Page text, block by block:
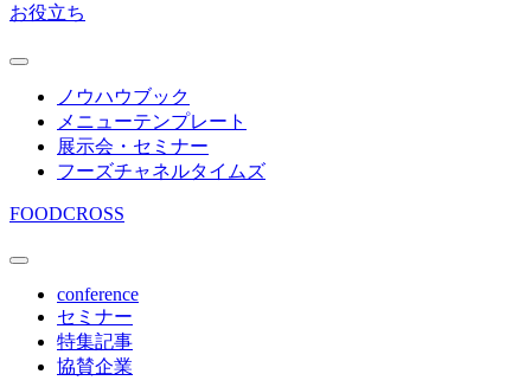
お役立ち
ノウハウブック
メニューテンプレート
展示会・セミナー
フーズチャネルタイムズ
FOODCROSS
conference
セミナー
特集記事
協賛企業